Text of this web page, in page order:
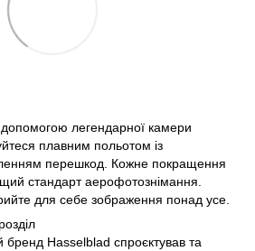
допомогою легендарної камери
плавним польотом із
перешкод. Кожне покращення
стандарт аерофотознімання.
для себе зображення понад усе.
Hasselblad спроєктував та